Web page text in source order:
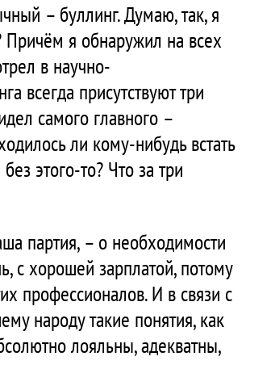
– буллинг. Думаю, так, я
Причём я обнаружил на всех
в научно-
всегда присутствуют три
самого главного –
ли кому-нибудь встать
этого-то? Что за три
партия, – о необходимости
с хорошей зарплатой, потому
профессионалов. И в связи с
народу такие понятия, как
лояльны, адекватны,